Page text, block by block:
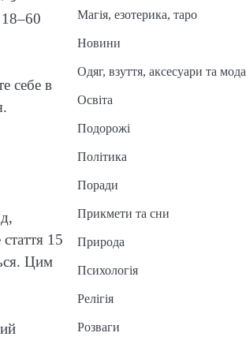
18–60
себе в
15
Цим
Магія, езотерика, таро
Новини
Одяг, взуття, аксесуари та мода
Освіта
Подорожі
Політика
Поради
Прикмети та сни
Природа
Психологія
Релігія
Розваги